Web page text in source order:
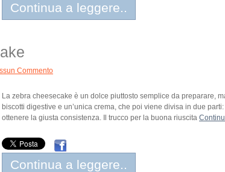
Continua a leggere..
Commento
La zebra cheesecake è un dolce piuttosto semplice da preparare,
biscotti digestive e un’unica crema, che poi viene divisa in due
ottenere la giusta consistenza. Il trucco per la buona riuscita
Continua a leggere..